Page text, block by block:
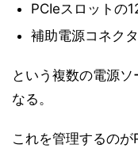
PCIeスロットの
補助電源コネク
という複数の電源
なる。
これを管理するの